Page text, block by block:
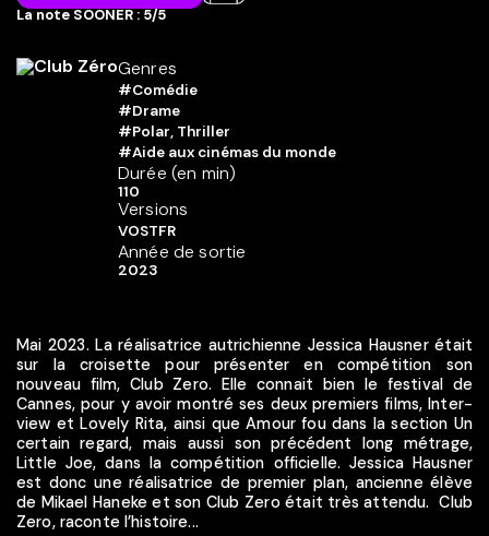
La note SOONER : 5/5
Genres
#Comédie
#Drame
#Polar, Thriller
#Aide aux cinémas du monde
Durée (en min)
110
Versions
VOSTFR
Année de sortie
2023
Mai 2023. La réalisatrice autrichienne Jessica Hausner était
sur la croisette pour présenter en compétition son
nouveau film, Club Zero. Elle connait bien le festival de
Cannes, pour y avoir montré ses deux premiers films, Inter-
view et Lovely Rita, ainsi que Amour fou dans la section Un
certain regard, mais aussi son précédent long métrage,
Little Joe, dans la compétition officielle. Jessica Hausner
est donc une réalisatrice de premier plan, ancienne élève
de Mikael Haneke et son Club Zero était très attendu. Club
Zero, raconte l’histoire...